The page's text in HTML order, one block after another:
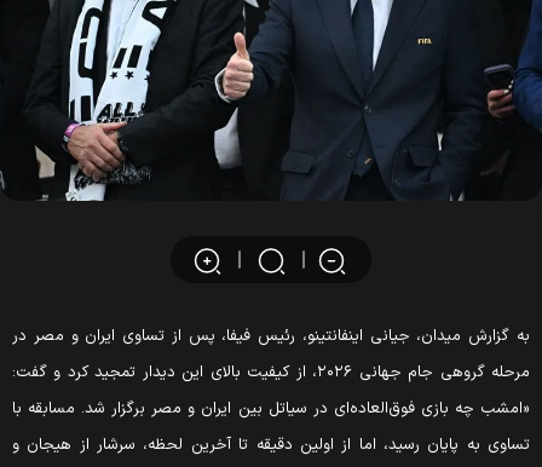
به گزارش میدان، جیانی اینفانتینو، رئیس فیفا، پس از تساوی ایران و مصر در
مرحله گروهی جام جهانی ۲۰۲۶، از کیفیت بالای این دیدار تمجید کرد و گفت:
«امشب چه بازی فوق‌العاده‌ای در سیاتل بین ایران و مصر برگزار شد. مسابقه با
تساوی به پایان رسید، اما از اولین دقیقه تا آخرین لحظه، سرشار از هیجان و